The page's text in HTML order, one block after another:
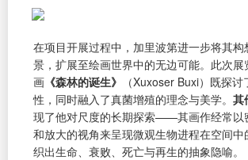
在项目开展过程中，加里波第进一步将其构
景，扩展至绘画世界中的无边可能。此次展
画 《森林的诞生》
（Xuxoser Buxi）既探
性，同时融入了真菌增殖的理念与美学。 其
现了他对尺度的长期探索——其画作经常以
和放大的视角来呈现微观生物进程在空间
织出生命、衰败、死亡与再生的抽象隐喻。